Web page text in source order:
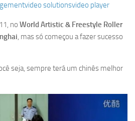
video solutionsvideo player
no World Artistic & Freestyle Roller
, mas só começou a fazer sucesso
seja, sempre terá um chinês melhor